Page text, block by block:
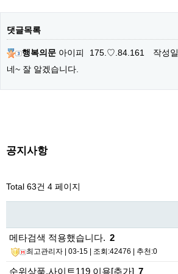
댓글목록
행복의문 아이피 175.♡.84.161 작성일
네~ 잘 알겠습니다.
공지사항
Total 63건 4 페이지
메타검색 적용했습니다. 2
최고관리자 | 03-15 | 조회:42476 | 추천:0
순위상품,사이트119 이용[추가] 7